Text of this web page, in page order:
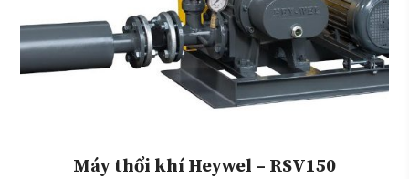
Máy thổi khí Heywel – RSV150